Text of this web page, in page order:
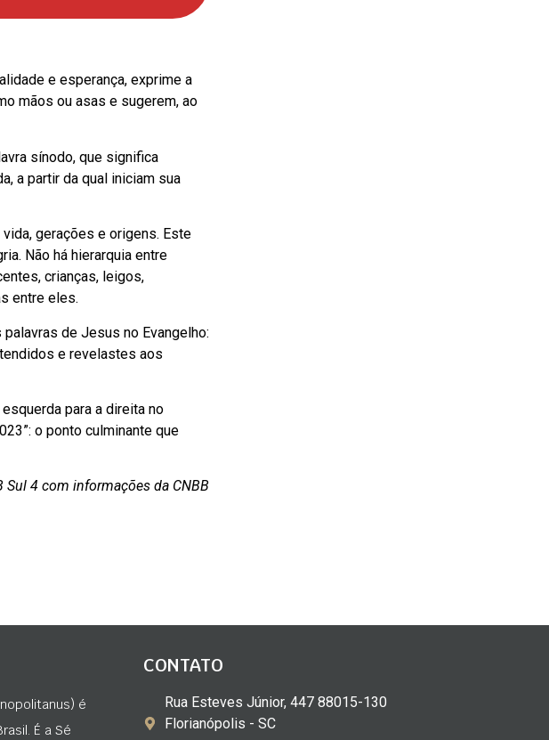
e esperança, exprime a
mãos ou asas e sugerem, ao
sínodo, que significa
a partir da qual iniciam sua
gerações e origens. Este
Não há hierarquia entre
crianças, leigos,
entre eles.
de Jesus no Evangelho:
e revelastes aos
para a direita no
o ponto culminante que
Sul 4 com informações da CNBB
é
É a Sé
CONTATO
Rua Esteves Júnior, 447 88015-130
Florianópolis - SC